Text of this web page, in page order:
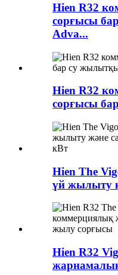
Hien R32
сорғысы
Adva...
Hien R32
сорғысы
Hien The
үй жылыту
Hien R32